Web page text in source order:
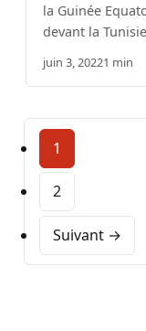
la Guinée
devant la
juin 3, 20221 min
1
2
Suivant →